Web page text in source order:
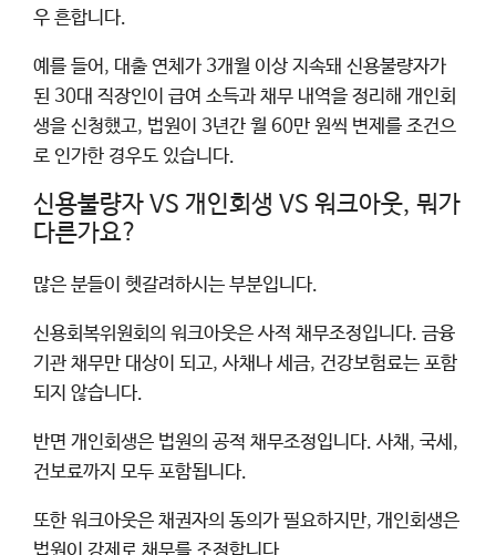
우 흔합니다.
예를 들어, 대출 연체가 3개월 이상 지속돼 신용불량자가
된 30대 직장인이 급여 소득과 채무 내역을 정리해 개인회
생을 신청했고, 법원이 3년간 월 60만 원씩 변제를 조건으
로 인가한 경우도 있습니다.
신용불량자 VS 개인회생 VS 워크아웃, 뭐가
다른가요?
많은 분들이 헷갈려하시는 부분입니다.
신용회복위원회의 워크아웃은 사적 채무조정입니다. 금융
기관 채무만 대상이 되고, 사채나 세금, 건강보험료는 포함
되지 않습니다.
반면 개인회생은 법원의 공적 채무조정입니다. 사채, 국세,
건보료까지 모두 포함됩니다.
또한 워크아웃은 채권자의 동의가 필요하지만, 개인회생은